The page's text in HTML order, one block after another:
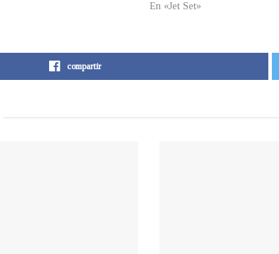
En «Jet Set»
compartir